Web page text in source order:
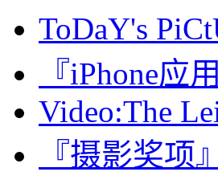
ToDaY's
『iPhone应
Video:The
『摄影奖项